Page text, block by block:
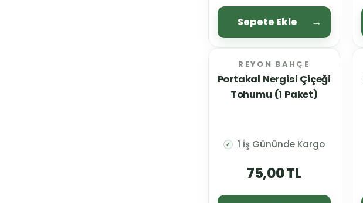
Sepete Ekle
REYON BAHÇE
Portakal Nergisi Çiçeği
Tohumu (1 Paket)
✓ 1 İş Gününde Kargo
75,00 TL